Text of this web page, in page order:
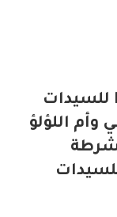
ساعة ريتشارد ميل RM 07-02 للسيدات
وأم اللؤلؤ